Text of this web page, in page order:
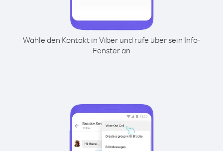
Wähle den Kontakt in Viber und rufe über sein Info-
Fenster an